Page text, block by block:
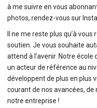
à me suivre en vous
photos, rendez-vous sur
Il ne me reste plus qu’à
soutien. Je vous souhaite
attend à l’avenir. Notre
un acteur de référence au
développent de plus en plus
courant de nos avancées, de
notre entreprise !